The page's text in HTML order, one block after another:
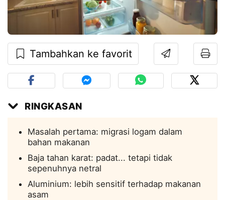
Tambahkan ke favorit
RINGKASAN
Masalah pertama: migrasi logam dalam
bahan makanan
Baja tahan karat: padat... tetapi tidak
sepenuhnya netral
Aluminium: lebih sensitif terhadap makanan
asam